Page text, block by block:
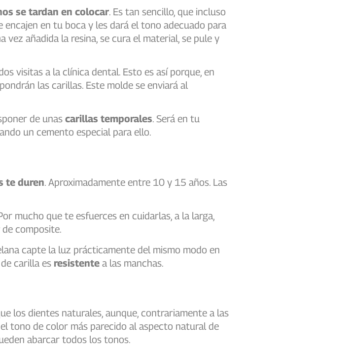
se tardan en colocar. Es tan sencillo, que incluso
en tu boca y les dará el tono adecuado para
añadida la resina, se cura el material, se pule y
visitas a la clínica dental. Esto es así porque, en
las carillas. Este molde se enviará al
de unas carillas temporales. Será en tu
un cemento especial para ello.
te duren. Aproximadamente entre 10 y 15 años. Las
mucho que te esfuerces en cuidarlas, a la larga,
composite.
capte la luz prácticamente del mismo modo en
carilla es resistente a las manchas.
los dientes naturales, aunque, contrariamente a las
tono de color más parecido al aspecto natural de
abarcar todos los tonos.